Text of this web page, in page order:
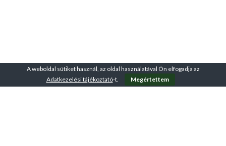
A weboldal sütiket használ, az oldal használatával Ön elfogadja az
Adatkezelési tájékoztató-t. Megértettem